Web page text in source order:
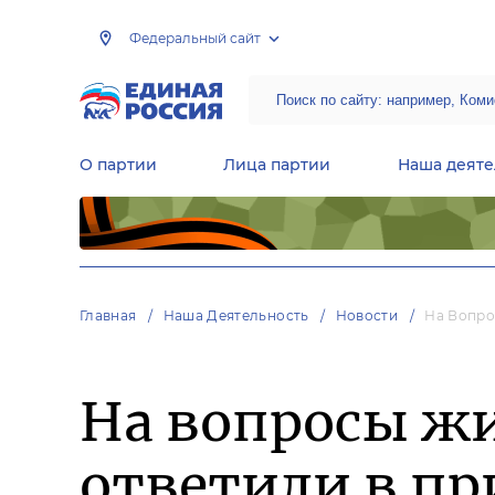
Федеральный сайт
О партии Лица партии Наша
Главная Наша Деятельность Новости На
На вопросы